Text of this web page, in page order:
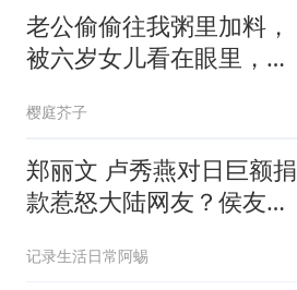
老公偷偷往我粥里加料，
被六岁女儿看在眼里，默
樱庭芥子
郑丽文 卢秀燕对日巨额捐
款惹怒大陆网友？侯友宜
记录生活日常阿蜴